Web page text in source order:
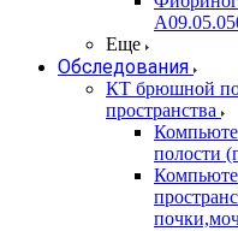
Еще
Обследования
КТ брюшной
пространства
полости